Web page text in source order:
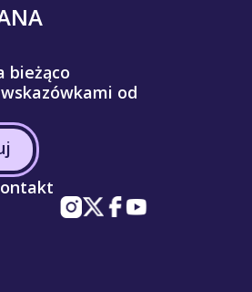
bieżąco
od